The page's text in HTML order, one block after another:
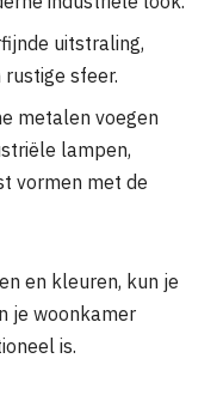
uitstraling,
sfeer.
metalen voegen
lampen,
vormen met de
en kleuren, kun je
je woonkamer
is.